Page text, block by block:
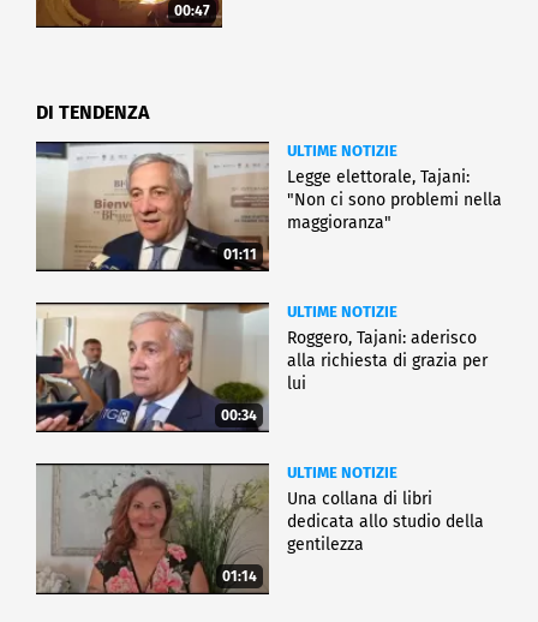
00:47
DI TENDENZA
01:11
ULTIME NOTIZIE
Legge elettorale, Tajani:
"Non ci sono problemi nella
maggioranza"
00:34
ULTIME NOTIZIE
Roggero, Tajani: aderisco
alla richiesta di grazia per
lui
01:14
ULTIME NOTIZIE
Una collana di libri
dedicata allo studio della
gentilezza